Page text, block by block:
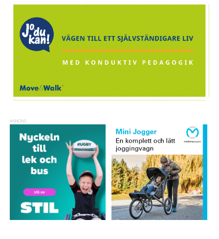
ANNONS